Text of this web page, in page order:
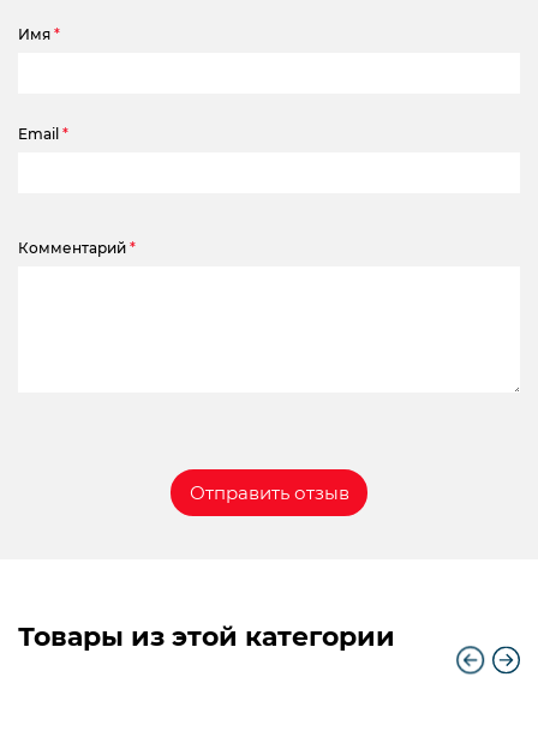
Имя *
Email *
Комментарий *
Товары из этой категории